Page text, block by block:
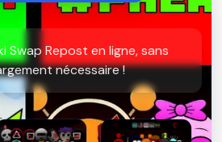
Swap Repost en ligne, sans
nécessaire !